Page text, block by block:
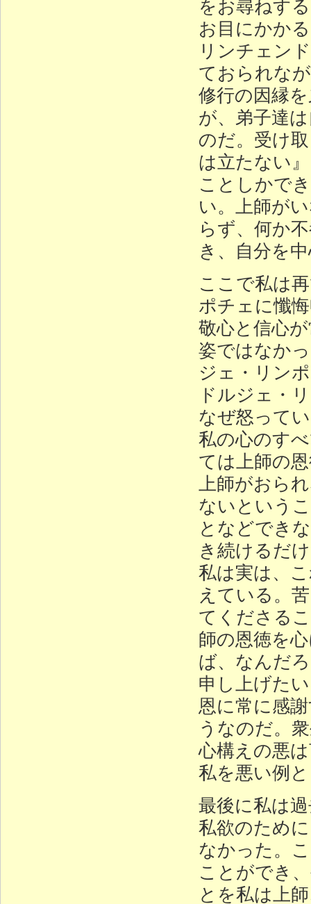
をお尋ねす
お目にかか
リンチェン
ておられな
修行の因縁
が、弟子達
のだ。受け
は立たない
ことしかで
い。上師が
らず、何か
き、自分を
ここで私は
ポチェに懺
敬心と信心
姿ではなか
ジェ・リン
ドルジェ・
なぜ怒って
私の心のす
ては上師の
上師がおら
ないという
となどでき
き続けるだ
私は実は、
えている。
てくださる
師の恩徳を
ば、なんだ
申し上げた
恩に常に感
うなのだ。
心構えの悪
私を悪い例
最後に私は
私欲のため
なかった。
ことができ
とを私は上